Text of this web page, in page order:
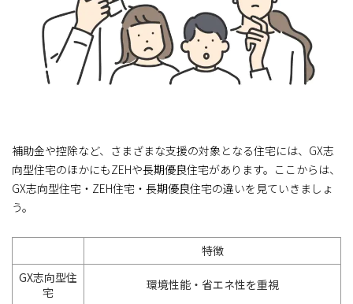
補助金や控除など、さまざまな支援の対象となる住宅には、GX志
向型住宅のほかにもZEHや長期優良住宅があります。ここからは、
GX志向型住宅・ZEH住宅・長期優良住宅の違いを見ていきましょ
う。
特徴
GX志向型住
宅
環境性能・省エネ性を重視